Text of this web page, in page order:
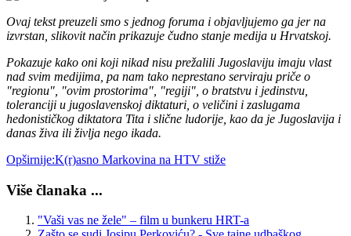
Ovaj tekst preuzeli smo s jednog foruma i objavljujemo ga jer na
izvrstan, slikovit način prikazuje čudno stanje medija u Hrvatskoj.
Pokazuje kako oni koji nikad nisu prežalili Jugoslaviju imaju vlast
nad svim medijima, pa nam tako neprestano serviraju priče o
"regionu", "ovim prostorima", "regiji", o bratstvu i jedinstvu,
toleranciji u jugoslavenskoj diktaturi, o veličini i zaslugama
hedonističkog diktatora Tita i slične ludorije, kao da je Jugoslavija i
danas živa ili življa nego ikada.
Opširnije:K(r)asno Markovina na HTV stiže
Više članaka ...
"Vaši vas ne žele" – film u bunkeru HRT-a